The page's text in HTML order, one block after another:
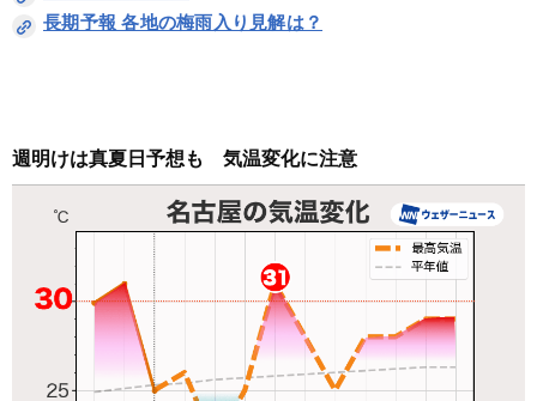
長期予報 各地の梅雨入り見解は？
週明けは真夏日予想も　気温変化に注意